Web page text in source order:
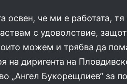
освен, че ми е работата,
с удоволствие,
можем и трябва да
на диригента на
„Ангел Букорещлиев“ за